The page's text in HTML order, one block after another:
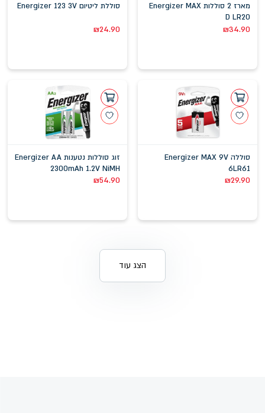
מארז 2 סוללות Energizer MAX
D LR20
₪34.90
סוללת ליטיום Energizer 123 3V
₪24.90
סוללה Energizer MAX 9V
6LR61
₪29.90
זוג סוללות נטענות Energizer AA
2300mAh 1.2V NiMH
₪54.90
הצג עוד